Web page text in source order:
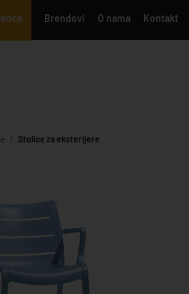
Brendovi O nama Kontakt
Stolice za eksterijere